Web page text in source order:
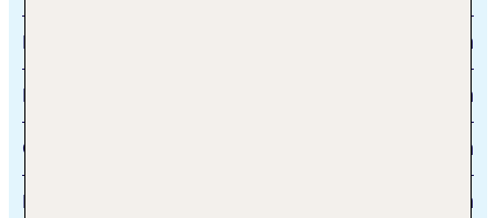
3 km
25 km
1.2 km
200 m